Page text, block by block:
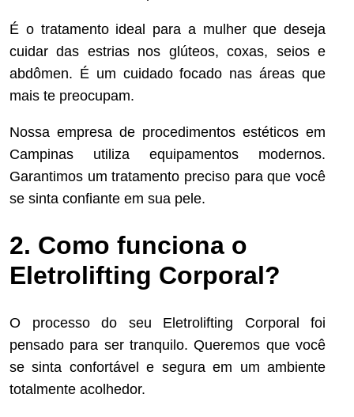
É o tratamento ideal para a mulher que deseja
cuidar das estrias nos glúteos, coxas, seios e
abdômen. É um cuidado focado nas áreas que
mais te preocupam.
Nossa empresa de procedimentos estéticos em
Campinas utiliza equipamentos modernos.
Garantimos um tratamento preciso para que você
se sinta confiante em sua pele.
2. Como funciona o
Eletrolifting Corporal?
O processo do seu Eletrolifting Corporal foi
pensado para ser tranquilo. Queremos que você
se sinta confortável e segura em um ambiente
totalmente acolhedor.